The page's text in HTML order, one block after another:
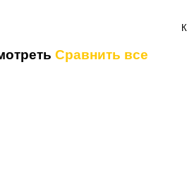
Сравнить все